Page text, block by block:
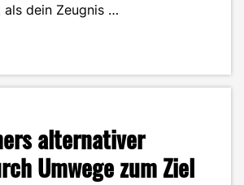
als dein Zeugnis …
alternativer
Umwege zum Ziel